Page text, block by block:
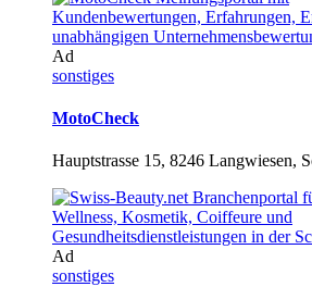
Ad
sonstiges
MotoCheck
Hauptstrasse 15, 8246 Langwiesen,
Ad
sonstiges